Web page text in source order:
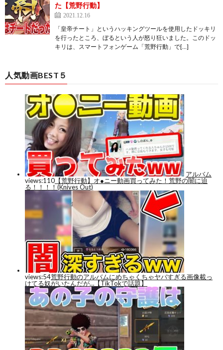
た【荒野行動】
2021.12.16
「皇帝チート」というハッキングツールを使用したドッキリ
を行ったところ、ぼるという人が怒り狂いました。このドッ
キリは、スマートフォンゲーム「荒野行動」で[…]
人気動画BEST５